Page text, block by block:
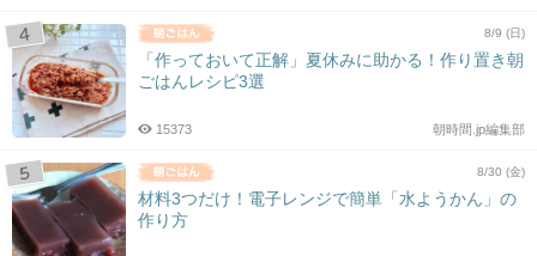
8/9 (日)
「作っておいて正解」夏休みに助かる！作り置き朝
ごはんレシピ3選
朝時間.jp編集部
15373
8/30 (金)
材料3つだけ！電子レンジで簡単「水ようかん」の
作り方